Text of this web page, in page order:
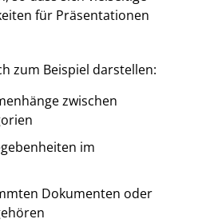
für Präsentationen
zum Beispiel darstellen:
zwischen
im
Dokumenten oder